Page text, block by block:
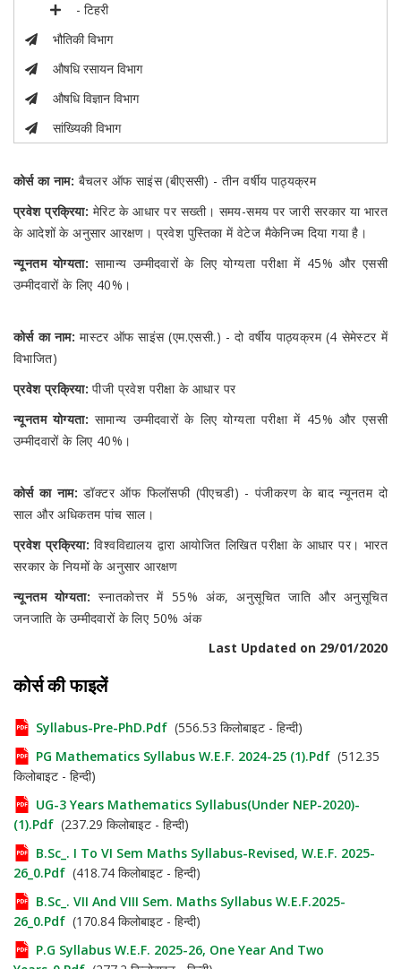
- टिहरी
भौतिकी विभाग
औषधि रसायन विभाग
औषधि विज्ञान विभाग
सांख्यिकी विभाग
कोर्स का नाम: बैचलर ऑफ साइंस (बीएससी) - तीन वर्षीय पाठ्यक्रम
प्रवेश प्रक्रिया: मेरिट के आधार पर सख्ती। समय-समय पर जारी सरकार या भारत
के आदेशों के अनुसार आरक्षण। प्रवेश पुस्तिका में वेटेज मैकेनिज्म दिया गया है।
न्यूनतम योग्यता: सामान्य उम्मीदवारों के लिए योग्यता परीक्षा में 45% और एससी
उम्मीदवारों के लिए 40%।
कोर्स का नाम: मास्टर ऑफ साइंस (एम.एससी.) - दो वर्षीय पाठ्यक्रम (4 सेमेस्टर में
विभाजित)
प्रवेश प्रक्रिया: पीजी प्रवेश परीक्षा के आधार पर
न्यूनतम योग्यता: सामान्य उम्मीदवारों के लिए योग्यता परीक्षा में 45% और एससी
उम्मीदवारों के लिए 40%।
कोर्स का नाम: डॉक्टर ऑफ फिलॉसफी (पीएचडी) - पंजीकरण के बाद न्यूनतम दो
साल और अधिकतम पांच साल।
प्रवेश प्रक्रिया: विश्वविद्यालय द्वारा आयोजित लिखित परीक्षा के आधार पर। भारत
सरकार के नियमों के अनुसार आरक्षण
न्यूनतम योग्यता: स्नातकोत्तर में 55% अंक, अनुसूचित जाति और अनुसूचित
जनजाति के उम्मीदवारों के लिए 50% अंक
Last Updated on 29/01/2020
कोर्स की फाइलें
Syllabus-Pre-PhD.pdf (556.53 किलोबाइट - हिन्दी)
PG Mathematics Syllabus W.e.f. 2024-25 (1).pdf (512.35
किलोबाइट - हिन्दी)
UG-3 Years Mathematics Syllabus(Under NEP-2020)-
(1).pdf (237.29 किलोबाइट - हिन्दी)
B.Sc_. I To VI Sem Maths Syllabus-Revised, W.e.f. 2025-
26_0.pdf (418.74 किलोबाइट - हिन्दी)
B.Sc_. VII And VIII Sem. Maths Syllabus W.e.f.2025-
26_0.pdf (170.84 किलोबाइट - हिन्दी)
P.G Syllabus W.e.f. 2025-26, One Year And Two